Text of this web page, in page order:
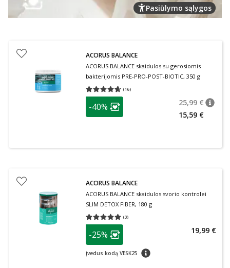
Pasiūlymo sąlygos
ACORUS BALANCE
ACORUS BALANCE skaidulos su gerosiomis
bakterijomis PRE-PRO-POST-BIOTIC, 350 g
(16)
Vidutinis įvertinimas 4.63
patarimas
Lojalumo klubo narių nuolaida
-40% 25,99 €
15,59 €
ACORUS BALANCE
ACORUS BALANCE skaidulos svorio kontrolei
SLIM DETOX FIBER, 180 g
(3)
Vidutinis įvertinimas 5.00
patarimas
Lojalumo klubo narių nuolaida
-25%
Įvedus kodą VESK25 patarimas
19,99 €